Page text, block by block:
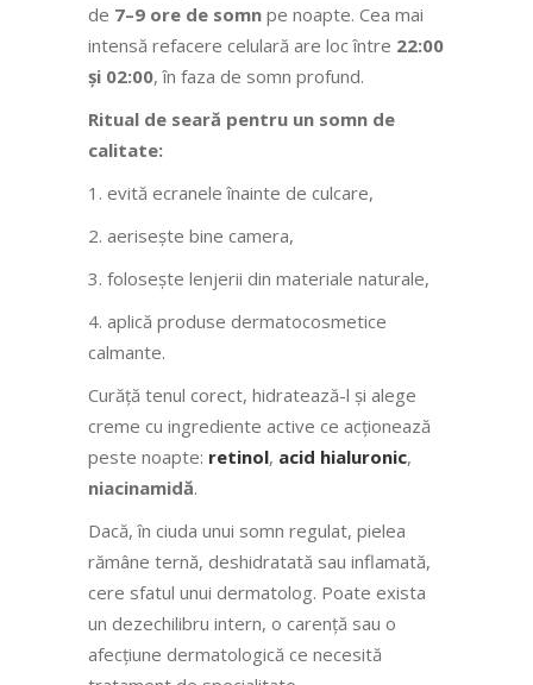
de 7–9 ore de somn pe noapte. Cea mai
intensă refacere celulară are loc între 22:00
și 02:00, în faza de somn profund.
Ritual de seară pentru un somn de
calitate:
1. evită ecranele înainte de culcare,
2. aerisește bine camera,
3. folosește lenjerii din materiale naturale,
4. aplică produse dermatocosmetice
calmante.
Curăță tenul corect, hidratează-l și alege
creme cu ingrediente active ce acționează
peste noapte: retinol, acid hialuronic,
niacinamidă.
Dacă, în ciuda unui somn regulat, pielea
rămâne ternă, deshidratată sau inflamată,
cere sfatul unui dermatolog. Poate exista
un dezechilibru intern, o carență sau o
afecțiune dermatologică ce necesită